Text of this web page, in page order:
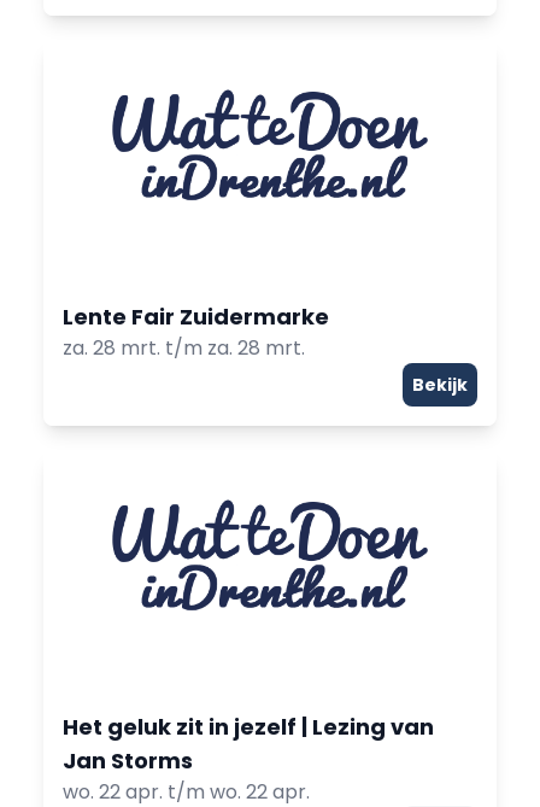
Lente Fair Zuidermarke
za. 28 mrt. t/m za. 28 mrt.
Bekijk
Het geluk zit in jezelf | Lezing van
Jan Storms
wo. 22 apr. t/m wo. 22 apr.